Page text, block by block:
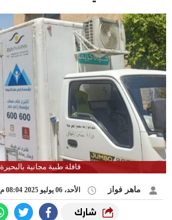
قافلة طبية مجانية بالبحيرة
ماهر فواز الأحد، 06 يوليو 2025 08:04 م
شارك